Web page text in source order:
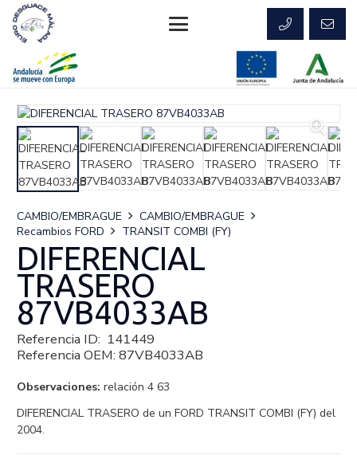
CAMBIO/EMBRAGUE
CAMBIO/EMBRAGUE
Recambios FORD
TRANSIT COMBI (FY)
DIFERENCIAL
TRASERO
87VB4033AB
Referencia ID: 141449
Referencia OEM: 87VB4033AB
Observaciones: relación 4 63
DIFERENCIAL TRASERO de un FORD TRANSIT COMBI (FY) del
2004.